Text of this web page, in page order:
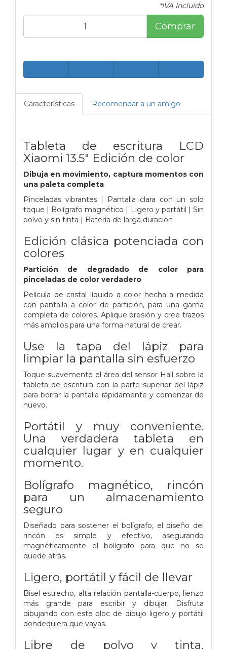
*IVA Incluido
Comprar
Características Recomendar a un amigo
Tableta de escritura LCD
Xiaomi 13.5" Edición de color
Dibuja en movimiento, captura momentos con
una paleta completa
Pinceladas vibrantes | Pantalla clara con un solo
toque | Bolígrafo magnético | Ligero y portátil | Sin
polvo y sin tinta | Batería de larga duración
Edición clásica potenciada con
colores
Partición de degradado de color para
pinceladas de color verdadero
Película de cristal líquido a color hecha a medida
con pantalla a color de partición, para una gama
completa de colores. Aplique presión y cree trazos
más amplios para una forma natural de crear.
Use la tapa del lápiz para
limpiar la pantalla sin esfuerzo
Toque suavemente el área del sensor Hall sobre la
tableta de escritura con la parte superior del lápiz
para borrar la pantalla rápidamente y comenzar de
nuevo.
Portátil y muy conveniente.
Una verdadera tableta en
cualquier lugar y en cualquier
momento.
Bolígrafo magnético, rincón
para un almacenamiento
seguro
Diseñado para sostener el bolígrafo, el diseño del
rincón es simple y efectivo, asegurando
magnéticamente el bolígrafo para que no se
quede atrás.
Ligero, portátil y fácil de llevar
Bisel estrecho, alta relación pantalla-cuerpo, lienzo
más grande para escribir y dibujar. Disfruta
dibujando con este bloc de dibujo ligero y portátil
dondequiera que vayas.
Libre de polvo y tinta,